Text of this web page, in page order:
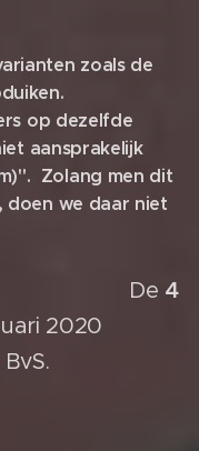
zoals de
op dezelfde
aansprakelijk
Zolang men dit
doen we daar niet
De 4
2020